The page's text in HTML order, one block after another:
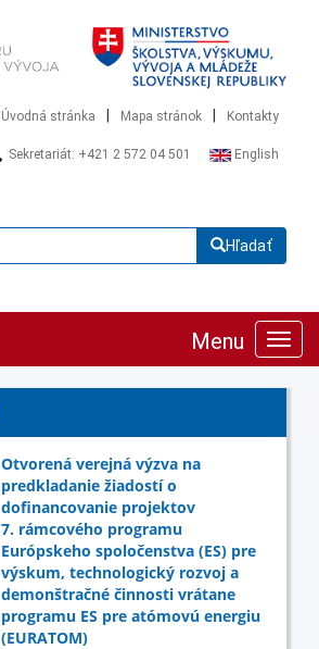
Úvodná stránka Mapa stránok Kontakty
Sekretariát: +421 2 572 04 501 English
Hľadať
Menu
Otvorená verejná výzva na
predkladanie žiadostí o
dofinancovanie projektov
7. rámcového programu
Európskeho spoločenstva (ES) pre
výskum, technologický rozvoj a
demonštračné činnosti vrátane
programu ES pre atómovú energiu
(EURATOM)